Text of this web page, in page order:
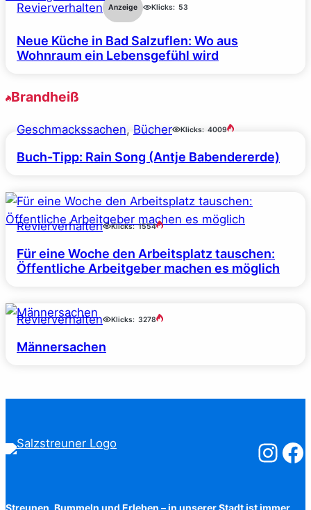
Revierverhalten Anzeige Klicks: 53
Neue Küche in Bad Salzuflen: Wo aus
Wohnraum ein Lebensgefühl wird
Brandheiß
Geschmackssachen, Bücher Klicks: 4009
Buch-Tipp: Rain Song (Antje Babendererde)
Revierverhalten Klicks: 1554
Für eine Woche den Arbeitsplatz tauschen:
Öffentliche Arbeitgeber machen es möglich
Revierverhalten Klicks: 3278
Männersachen